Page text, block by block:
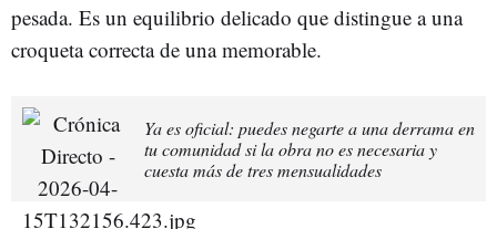
pesada. Es un equilibrio delicado que distingue a una
croqueta correcta de una memorable.
Ya es oficial: puedes negarte a una derrama en
tu comunidad si la obra no es necesaria y
cuesta más de tres mensualidades